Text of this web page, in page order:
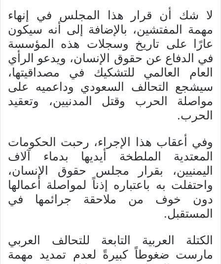
لا شك أن قرار هذا المجلس في إنهاء
مهمة المفتشين، بالإضافة إلى أنه سيكون
عارًا على تاريخ وسجلات هذه المؤسسة
في الدفاع عن حقوق الإنسان، ويدعو الرأي
العام العالمي للتشكيك في مصداقيتها،
سيشجع التحالف السعودي وداعميه على
مواصلة الحرب وقتل المدنيين، وتعقيد
الحرب.
وفي أعقاب هذا الإجراء، رحبت الحكومات
المعتدية الملطخة أيديها بدماء آلاف
اليمنيين، بقرار مجلس حقوق الإنسان،
واحتفلت به باعتباره إذناً لمواصلة أعمالها
دون خوف من ملاحقة جرائمها في
المستقبل.
الكتلة العربية التابعة للتحالف العربي
مارست ضغوطاً کبيرةً لعدم تمديد مهمة